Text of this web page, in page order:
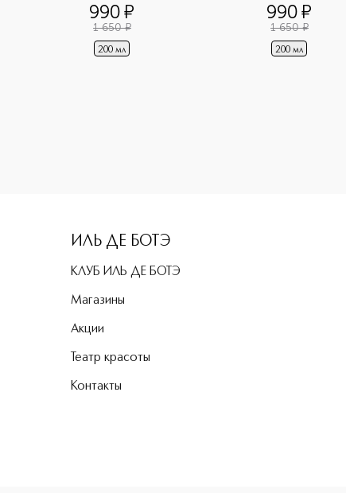
990¤
1 650 ¤
200 мл
990¤
1 650 ¤
200 мл
ИЛЬ ДЕ БОТЭ
КЛУБ ИЛЬ ДЕ БОТЭ
Магазины
Акции
Театр красоты
Контакты